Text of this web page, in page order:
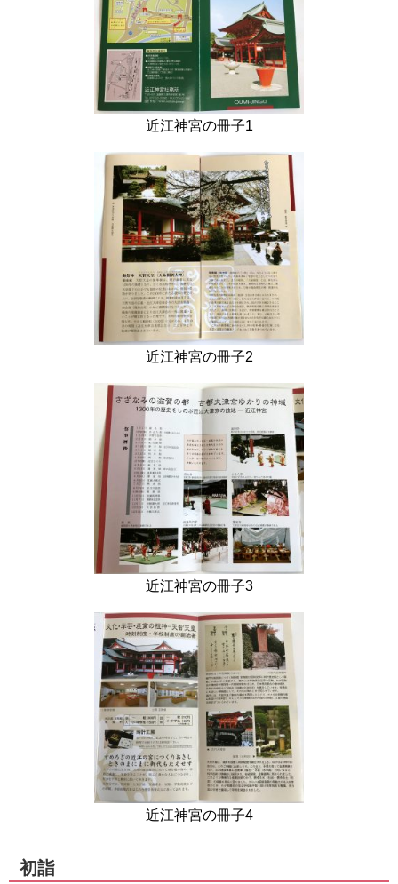
近江神宮の冊子1
近江神宮の冊子2
近江神宮の冊子3
近江神宮の冊子4
初詣